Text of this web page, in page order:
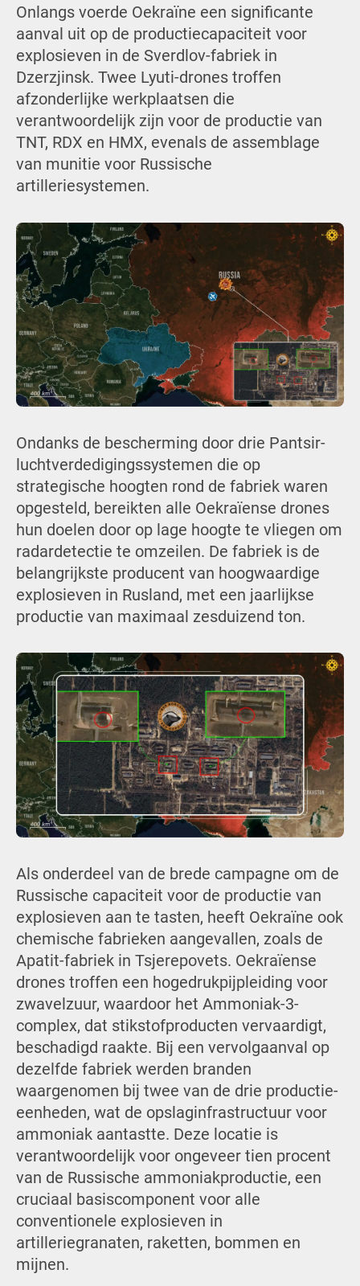
Onlangs voerde Oekraïne een significante
aanval uit op de productiecapaciteit voor
explosieven in de Sverdlov-fabriek in
Dzerzjinsk. Twee Lyuti-drones troffen
afzonderlijke werkplaatsen die
verantwoordelijk zijn voor de productie van
TNT, RDX en HMX, evenals de assemblage
van munitie voor Russische
artilleriesystemen.
Ondanks de bescherming door drie Pantsir-
luchtverdedigingssystemen die op
strategische hoogten rond de fabriek waren
opgesteld, bereikten alle Oekraïense drones
hun doelen door op lage hoogte te vliegen om
radardetectie te omzeilen. De fabriek is de
belangrijkste producent van hoogwaardige
explosieven in Rusland, met een jaarlijkse
productie van maximaal zesduizend ton.
Als onderdeel van de brede campagne om de
Russische capaciteit voor de productie van
explosieven aan te tasten, heeft Oekraïne ook
chemische fabrieken aangevallen, zoals de
Apatit-fabriek in Tsjerepovets. Oekraïense
drones troffen een hogedrukpijpleiding voor
zwavelzuur, waardoor het Ammoniak-3-
complex, dat stikstofproducten vervaardigt,
beschadigd raakte. Bij een vervolgaanval op
dezelfde fabriek werden branden
waargenomen bij twee van de drie productie-
eenheden, wat de opslaginfrastructuur voor
ammoniak aantastte. Deze locatie is
verantwoordelijk voor ongeveer tien procent
van de Russische ammoniakproductie, een
cruciaal basiscomponent voor alle
conventionele explosieven in
artilleriegranaten, raketten, bommen en
mijnen.